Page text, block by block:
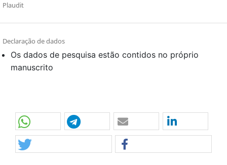
Plaudit
Declaração de dados
Os dados de pesquisa estão contidos no próprio
manuscrito